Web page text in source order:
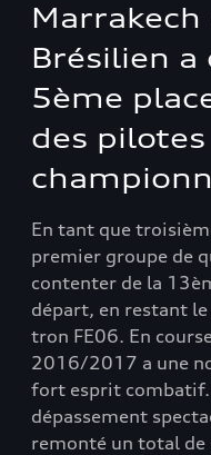
Marrakech
Brésilien a
5ème
des pilotes
En tant que
premier groupe de
contenter de la
départ, en restant
tron FE06. En
2016/2017 a une
fort esprit combatif.
dépassement
remonté un total de